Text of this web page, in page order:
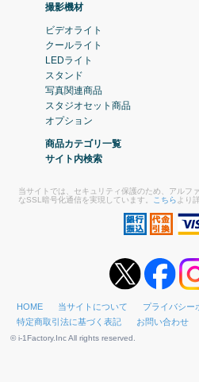
撮影機材
ビデオライト
クールライト
LEDライト
スタンド
写真関連商品
スタジオセット商品
オプション
商品カテゴリ一覧
サイト内検索
当サイトでは、セキュリティ保護のため、アルフ
なSSL暗号化通信を実現しています。
こちら より
HOME 当サイトについて プライバシー
特定商取引法に基づく表記
お問い合わせ
© i-1Factory.Inc All rights reserved.